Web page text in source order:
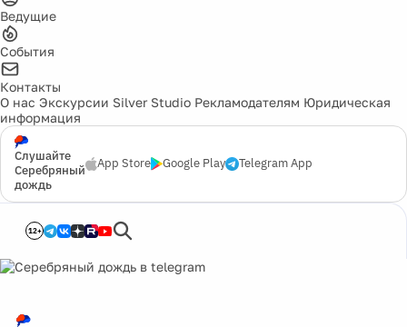
Ведущие
События
Контакты
О нас Экскурсии Silver Studio Рекламодателям Юридическая
информация
Слушайте
Серебряный
дождь
App Store Google Play Telegram App
12+